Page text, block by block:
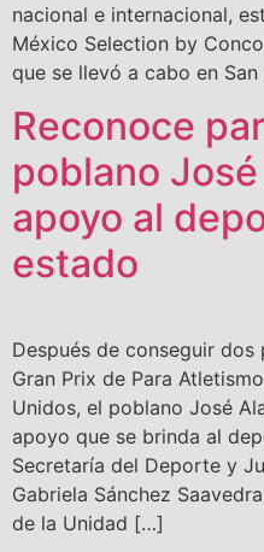
nacional e internacional,
México Selection by
que se llevó a cabo en
Reconoce
poblano
apoyo al
estado
Después de conseguir dos
Gran Prix de Para
Unidos, el poblano José
apoyo que se brinda al
Secretaría del Deporte y
Gabriela Sánchez
de la Unidad […]